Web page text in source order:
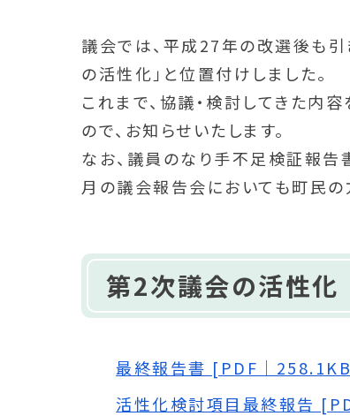
議会では、平成27年の改選後も
の活性化」と位置付けしました。
これまで、協議・検討してきた
ので、お知らせいたします。
なお、議員のなり手不足検証報告
月の議会報告会においても町民の
第2次議会の活性化
最終報告書 [PDF｜
活性化検討項目最終報告